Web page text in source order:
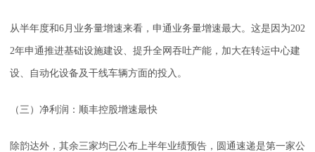
从半年度和6月业务量增速来看，申通业务量增速最大。这是因为202
2年申通推进基础设施建设、提升全网吞吐产能，加大在转运中心建
设、自动化设备及干线车辆方面的投入。
（三）净利润：顺丰控股增速最快
除韵达外，其余三家均已公布上半年业绩预告，圆通速递是第一家公